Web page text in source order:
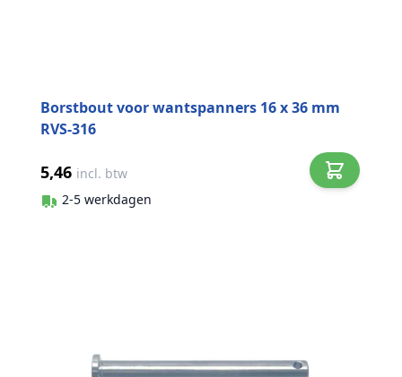
Borstbout voor wantspanners 16 x 36 mm
RVS-316
5,46 incl. btw
2-5 werkdagen